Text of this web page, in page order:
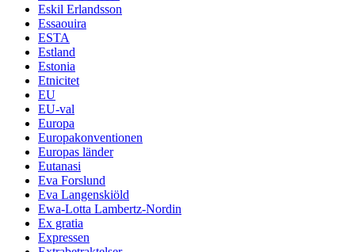
Eskil Erlandsson
Essaouira
ESTA
Estland
Estonia
Etnicitet
EU
EU-val
Europa
Europakonventionen
Europas länder
Eutanasi
Eva Forslund
Eva Langenskiöld
Ewa-Lotta Lambertz-Nordin
Ex gratia
Expressen